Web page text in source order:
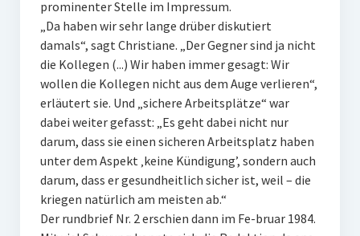
prominenter Stelle im Impressum.
„Da haben wir sehr lange drüber diskutiert
damals“, sagt Christiane. „Der Gegner sind ja nicht
die Kollegen (...) Wir haben immer gesagt: Wir
wollen die Kollegen nicht aus dem Auge verlieren“,
erläutert sie. Und „sichere Arbeitsplätze“ war
dabei weiter gefasst: „Es geht dabei nicht nur
darum, dass sie einen sicheren Arbeitsplatz haben
unter dem Aspekt ‚keine Kündigung’, sondern auch
darum, dass er gesundheitlich sicher ist, weil – die
kriegen natürlich am meisten ab.“
Der rundbrief Nr. 2 erschien dann im Fe-bruar 1984.